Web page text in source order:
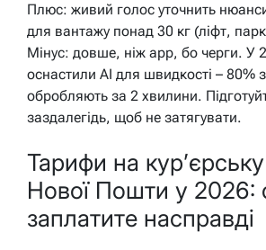
Плюс: живий голос уточнить
для вантажу понад 30 кг (ліфт,
Мінус: довше, ніж app, бо черги. У
оснастили AI для швидкості – 80%
обробляють за 2 хвилини.
заздалегідь, щоб не затягувати.
Тарифи на
Нової Пошти у 2026:
заплатите насправді